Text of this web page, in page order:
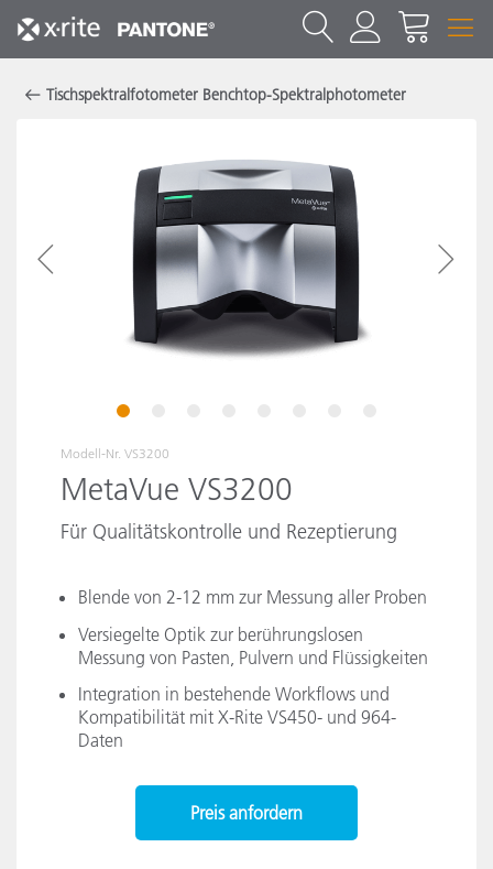
Tischspektralfotometer Benchtop-Spektralphotometer
1
Modell-Nr. VS3200
MetaVue VS3200
Für Qualitätskontrolle und Rezeptierung
Blende von 2-12 mm zur Messung aller Proben
Versiegelte Optik zur berührungslosen
Messung von Pasten, Pulvern und Flüssigkeiten
Integration in bestehende Workflows und
Kompatibilität mit X-Rite VS450- und 964-
Daten
Preis anfordern